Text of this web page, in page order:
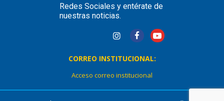
Redes Sociales y entérate de
nuestras noticias.
CORREO INSTITUCIONAL:
Acceso correo institucional